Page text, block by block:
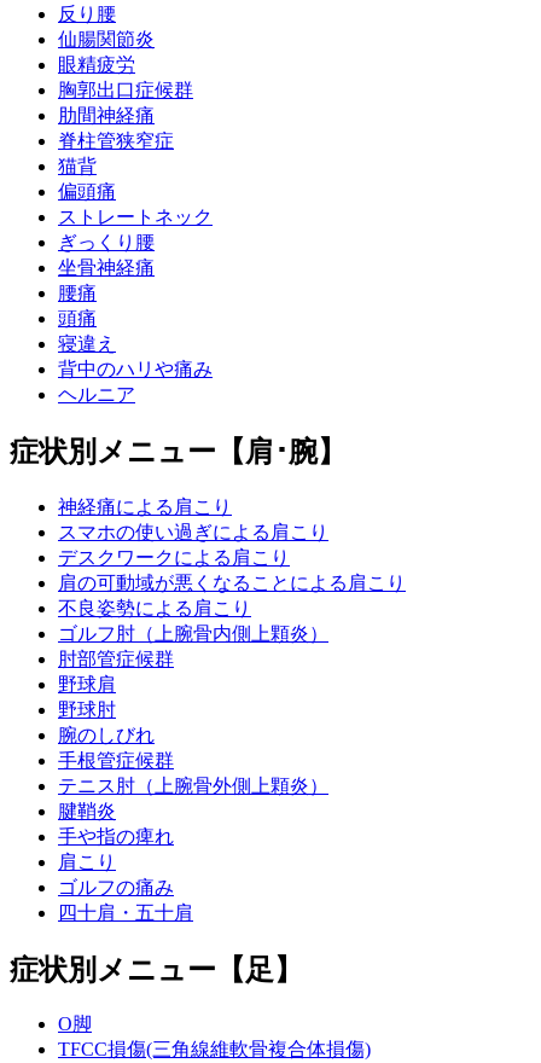
反り腰
仙腸関節炎
眼精疲労
胸郭出口症候群
肋間神経痛
脊柱管狭窄症
猫背
偏頭痛
ストレートネック
ぎっくり腰
坐骨神経痛
腰痛
頭痛
寝違え
背中のハリや痛み
ヘルニア
症状別メニュー【肩･腕】
神経痛による肩こり
スマホの使い過ぎによる肩こり
デスクワークによる肩こり
肩の可動域が悪くなることによる肩こり
不良姿勢による肩こり
ゴルフ肘（上腕骨内側上顆炎）
肘部管症候群
野球肩
野球肘
腕のしびれ
手根管症候群
テニス肘（上腕骨外側上顆炎）
腱鞘炎
手や指の痺れ
肩こり
ゴルフの痛み
四十肩・五十肩
症状別メニュー【足】
O脚
TFCC損傷(三角線維軟骨複合体損傷)